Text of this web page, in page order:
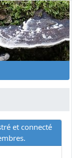
et connecté